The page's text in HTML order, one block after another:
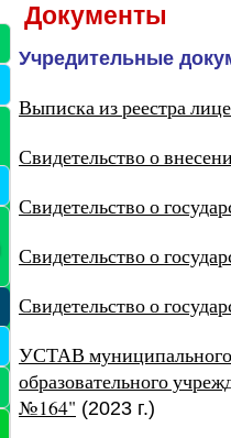
Документы
Учредительные
Выписка из реестра
Свидетельство о
Свидетельство о
Свидетельство о
Свидетельство о
УСТАВ
образовательного
№164" (2023 г.)